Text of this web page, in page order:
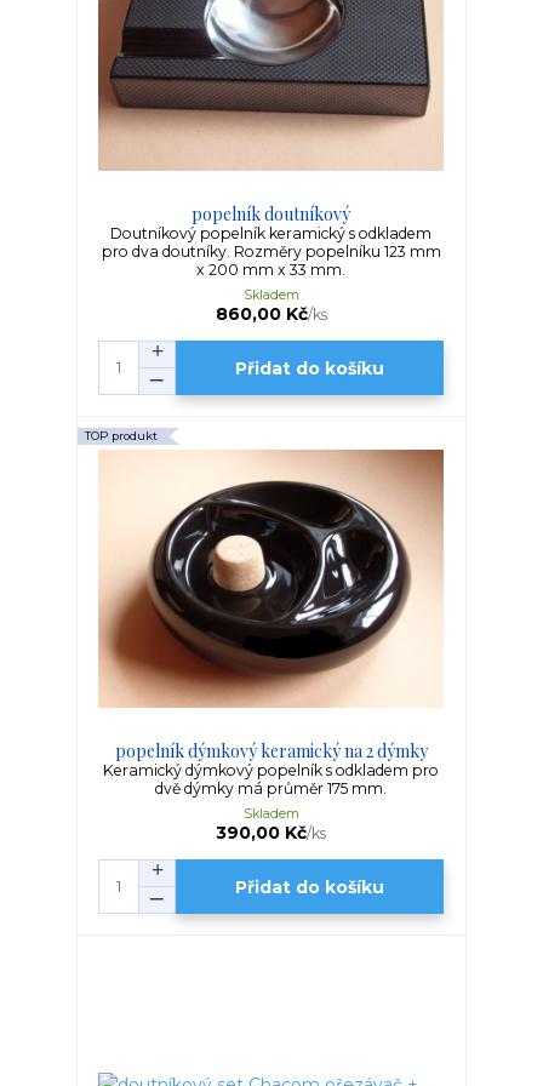
popelník doutníkový
Doutníkový popelník keramický s odkladem
pro dva doutníky. Rozměry popelníku 123 mm
x 200 mm x 33 mm.
860,00 Kč/ks
Skladem
Přidat do košíku
TOP produkt
popelník dýmkový keramický na 2 dýmky
Keramický dýmkový popelník s odkladem pro
dvě dýmky má průměr 175 mm.
390,00 Kč/ks
Skladem
Přidat do košíku